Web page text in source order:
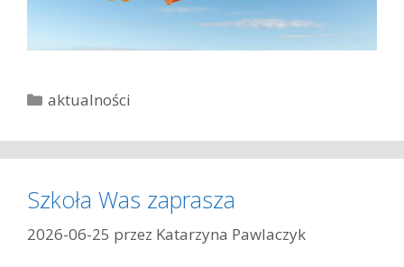
K
t
e
g
o
r
aktualności
Szkoła Was zaprasza
2026-06-25 przez Katarzyna Pawlaczyk